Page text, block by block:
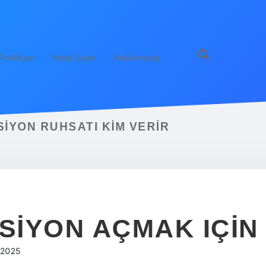
Yasal Uyarı Hakkımızda
RUHSATI KIM VERIR
AÇMAK